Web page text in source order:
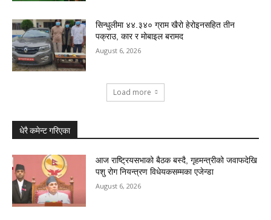
सिन्धुलीमा ४४.३४० ग्राम खैरो हेरोइनसहित तीन
पक्राउ, कार र मोबाइल बरामद
August 6, 2026
Load more
धेरै कमेन्ट गरिएका
आज राष्ट्रियसभाको बैठक बस्दै, गृहमन्त्रीको जवाफदेखि
पशु रोग नियन्त्रण विधेयकसम्मका एजेन्डा
August 6, 2026